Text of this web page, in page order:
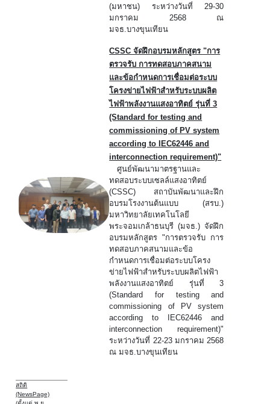
(มหาชน) ระหว่างวันที่ 29-30
มกราคม 2568 ณ
มจธ.บางขุนเทียน
CSSC จัดฝึกอบรมหลักสูตร "การ
ตรวจรับ การทดสอบภาคสนาม
และข้อกำหนดการเชื่อมต่อระบบ
โครงข่ายไฟฟ้าสำหรับระบบผลิต
ไฟฟ้าพลังงานแสงอาทิตย์ รุ่นที่ 3
(Standard for testing and
commissioning of PV system
according to IEC62446 and
interconnection requirement)"
ศูนย์พัฒนามาตรฐานและ
ทดสอบระบบเซลล์แสงอาทิตย์
(CSSC) สถาบันพัฒนาและฝึก
อบรมโรงงานต้นแบบ (สรบ.)
มหาวิทยาลัยเทคโนโลยี
พระจอมเกล้าธนบุรี (มจธ.) จัดฝึก
อบรมหลักสูตร "การตรวจรับ การ
ทดสอบภาคสนามและข้อ
กำหนดการเชื่อมต่อระบบโครง
ข่ายไฟฟ้าสำหรับระบบผลิตไฟฟ้า
พลังงานแสงอาทิตย์ รุ่นที่ 3
(Standard for testing and
commissioning of PV system
according to IEC62446 and
interconnection requirement)"
ระหว่างวันที่ 22-23 มกราคม 2568
ณ มจธ.บางขุนเทียน
สถิติ
(NewsPage)